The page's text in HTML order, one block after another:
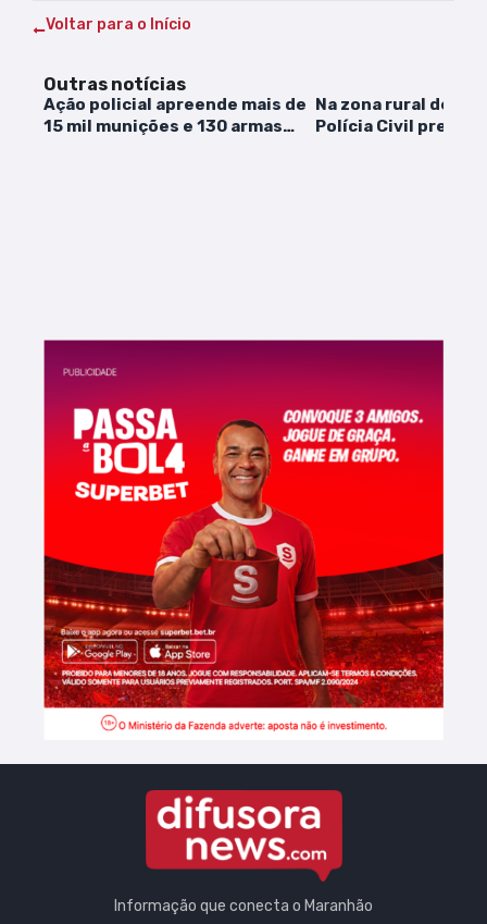
Voltar para o Início
Outras notícias
Ação policial apreende mais de
15 mil munições e 130 armas
Na zona rural de
Polícia Civil prende
Informação que conecta o Maranhão